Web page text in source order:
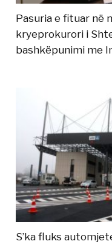
Pasuria e fituar në
kryeprokurori i
bashkëpunimi me
S’ka fluks